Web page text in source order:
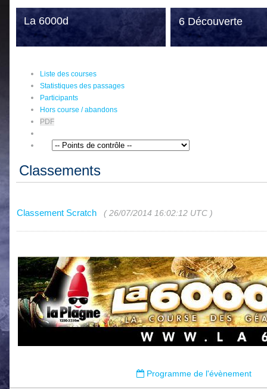
La 6000d 6 Découverte
Liste des courses
Statistiques des passages
Participants
Hors course / abandons
PDF
Classements
Classement Scratch (26/07/2014 16:02:12 UTC)
Programme de l'évènement